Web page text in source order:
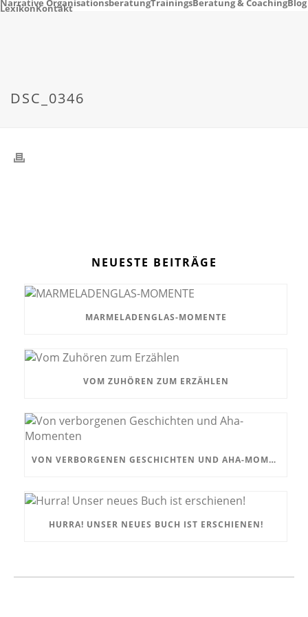
Narrative OrganisationsberatungTrainingsBeratung & CoachingBlog
LexikonKontakt
DSC_0346
NEUESTE BEITRÄGE
MARMELADENGLAS-MOMENTE
VOM ZUHÖREN ZUM ERZÄHLEN
VON VERBORGENEN GESCHICHTEN UND AHA-MOMENTEN
HURRA! UNSER NEUES BUCH IST ERSCHIENEN!